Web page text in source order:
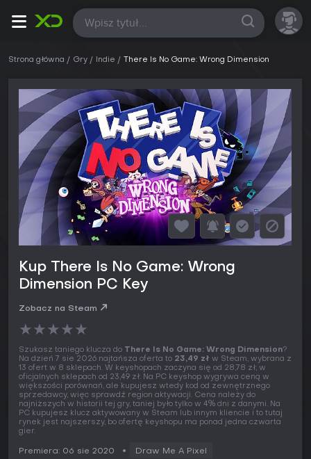
Wszystkie
Strona główna Gry Indie There Is No Game: Wrong Dimension
Kup There Is No Game: Wrong
Dimension PC Key
Zobacz na Steam
★★★★★
Szukasz taniego klucza do There Is No Game: Wrong Dimension?
Na dzień 7 sie 2026 najtańsza oferta to 23,49 zł w Steam, wybrana z
13 ofert w 8 sklepach. W keyshopach zaczyna się od 28,78 zł, w
oficjalnych sklepach od 23,49 zł. Na PC keyshop wygrywa ceną w
większości porównań, ale kupujesz wtedy kod od zewnętrznego
sprzedawcy, więc sprawdź region aktywacji. Cena należy do
najniższych w historii tej gry, taniej było tylko w 4% dni z danymi. Na
PC kupujesz klucz aktywowany w Steam lub innym kliencie i to tutaj
rynek jest najszerszy, bo ofertę keyshopu ma ponad jedna czwarta
gier.
Premiera: 06 sie 2020 Draw Me A Pixel